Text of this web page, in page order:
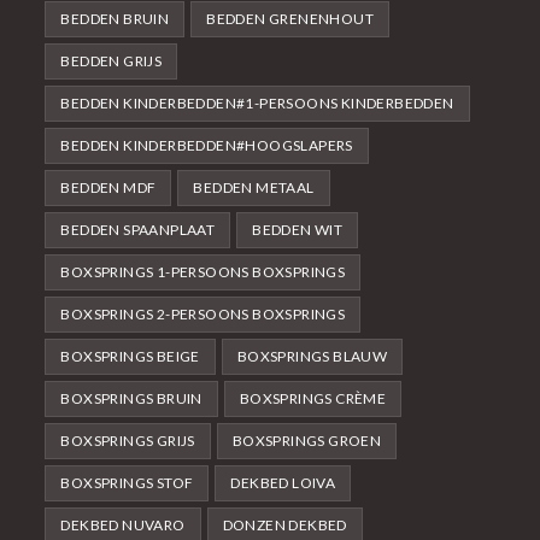
BEDDEN BRUIN BEDDEN GRENENHOUT
BEDDEN GRIJS
BEDDEN KINDERBEDDEN#1-PERSOONS KINDERBEDDEN
BEDDEN KINDERBEDDEN#HOOGSLAPERS
BEDDEN MDF BEDDEN METAAL
BEDDEN SPAANPLAAT BEDDEN WIT
BOXSPRINGS 1-PERSOONS BOXSPRINGS
BOXSPRINGS 2-PERSOONS BOXSPRINGS
BOXSPRINGS BEIGE BOXSPRINGS BLAUW
BOXSPRINGS BRUIN BOXSPRINGS CRÈME
BOXSPRINGS GRIJS BOXSPRINGS GROEN
BOXSPRINGS STOF DEKBED LOIVA
DEKBED NUVARO DONZEN DEKBED